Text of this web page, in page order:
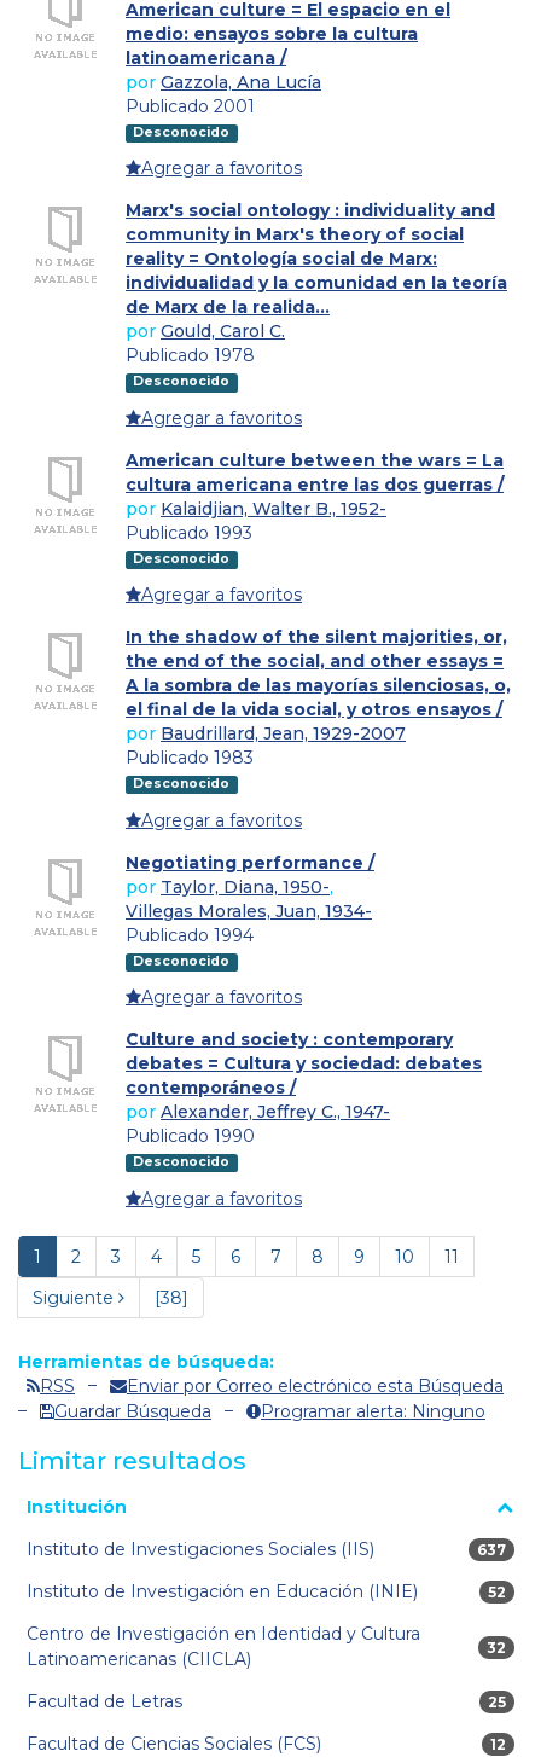
American culture = El espacio en el
medio: ensayos sobre la cultura
latinoamericana /
por Gazzola, Ana Lucía
Publicado 2001
Desconocido
Agregar a favoritos
Marx's social ontology : individuality and
community in Marx's theory of social
reality = Ontología social de Marx:
individualidad y la comunidad en la teoría
de Marx de la realida...
por Gould, Carol C.
Publicado 1978
Desconocido
Agregar a favoritos
American culture between the wars = La
cultura americana entre las dos guerras /
por Kalaidjian, Walter B., 1952-
Publicado 1993
Desconocido
Agregar a favoritos
In the shadow of the silent majorities, or,
the end of the social, and other essays =
A la sombra de las mayorías silenciosas, o,
el final de la vida social, y otros ensayos /
por Baudrillard, Jean, 1929-2007
Publicado 1983
Desconocido
Agregar a favoritos
Negotiating performance /
por Taylor, Diana, 1950-,
Villegas Morales, Juan, 1934-
Publicado 1994
Desconocido
Agregar a favoritos
Culture and society : contemporary
debates = Cultura y sociedad: debates
contemporáneos /
por Alexander, Jeffrey C., 1947-
Publicado 1990
Desconocido
Agregar a favoritos
1 2 3 4 5 6 7 8 9 10
11
Siguiente
[38]
Herramientas de búsqueda:
RSS
Enviar por Correo electrónico esta Búsqueda
Guardar Búsqueda
Programar alerta: Ninguno
Limitar resultados
La página se volverá a cargar cuando se seleccione o excluya
Institución
Instituto de Investigaciones Sociales (IIS)
637
637
Instituto de Investigación en Educación (INIE) 52
52
Centro de Investigación en Identidad y Cultura
Latinoamericanas (CIICLA)
32
32
Facultad de Letras 25
25
Facultad de Ciencias Sociales (FCS) 12
12